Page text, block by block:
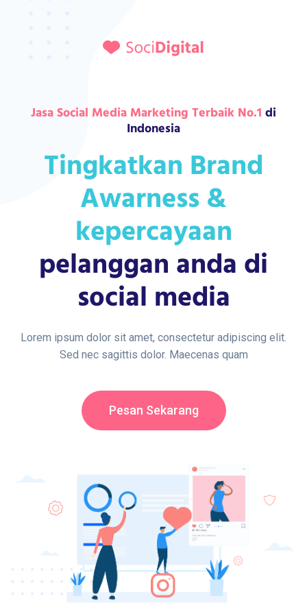
Jasa Social Media Marketing Terbaik No.1 di
Indonesia
Tingkatkan Brand
Awarness &
kepercayaan
pelanggan anda di
social media
Lorem ipsum dolor sit amet, consectetur adipiscing elit.
Sed nec sagittis dolor. Maecenas quam
Pesan Sekarang